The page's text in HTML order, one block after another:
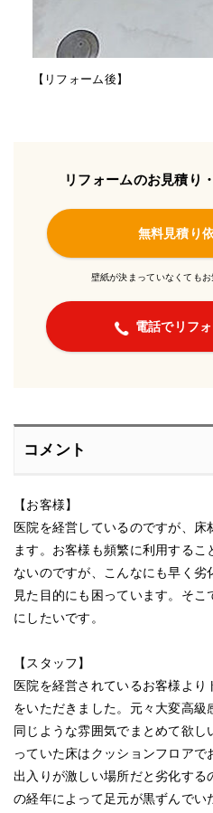
【リフォーム後】
リフォームのお見積り
無料見積り
壁紙が決まっていなくてもお
電話でリフ
コメント
【お客様】
医院を経営しているのですが、
ます。お客様も頻繁に利用する
ないのですが、こんなにも早く劣
見た目的にも困っています。そ
にしたいです。
【スタッフ】
医院を経営されているお客様よ
をいただきました。元々大変高級
同じような雰囲気でまとめて欲
っていた床はクッションフロア
出入りが激しい場所だと劣化する
の経年によって足元が黒ずんで